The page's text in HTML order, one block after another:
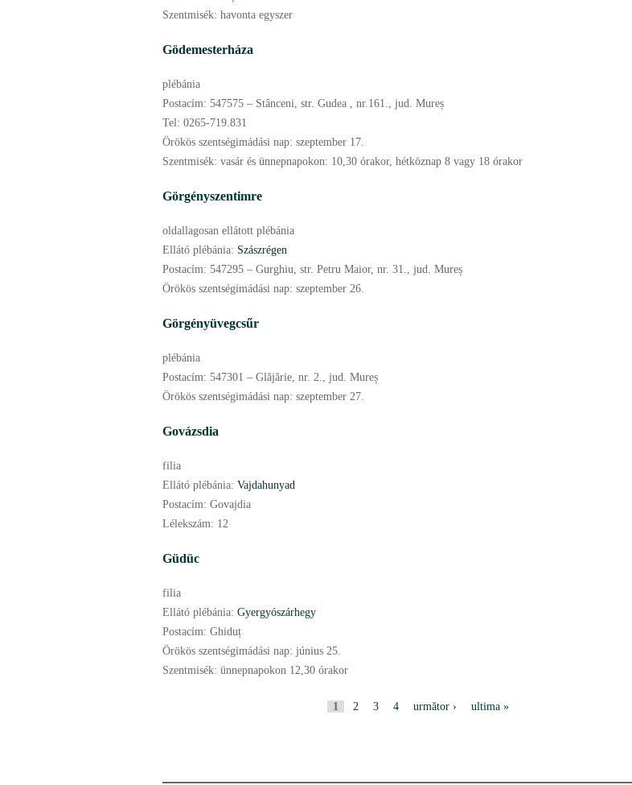
Szentmisék: havonta egyszer
Gödemesterháza
plébánia
Postacím: 547575 – Stânceni, str. Gudea , nr.161., jud. Mureș
Tel: 0265-719.831
Örökös szentségimádási nap: szeptember 17.
Szentmisék: vasár és ünnepnapokon: 10,30 órakor, hétköznap 8 vagy 18 órakor
Görgényszentimre
oldallagosan ellátott plébánia
Ellátó plébánia: Szászrégen
Postacím: 547295 – Gurghiu, str. Petru Maior, nr. 31., jud. Mureș
Örökös szentségimádási nap: szeptember 26.
Görgényüvegcsűr
plébánia
Postacím: 547301 – Glăjărie, nr. 2., jud. Mureș
Örökös szentségimádási nap: szeptember 27.
Govázsdia
filia
Ellátó plébánia: Vajdahunyad
Postacím: Govajdia
Lélekszám: 12
Güdüc
filia
Ellátó plébánia: Gyergyószárhegy
Postacím: Ghiduț
Örökös szentségimádási nap: június 25.
Szentmisék: ünnepnapokon 12,30 órakor
1 2 3 4 următor › ultima »